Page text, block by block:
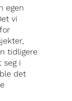
egen
vi
tidligere
seg i
det